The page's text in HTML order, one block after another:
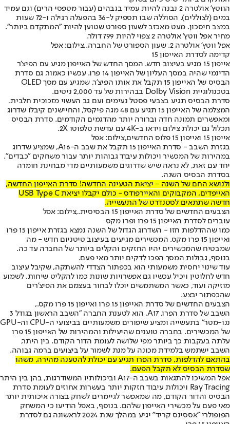
הווטץ' אולטרה 2 נבנה להיות עמיד בגבהים (עבור מטפסי הרים) וגם עמיד
במים (לצוללים). הסוללה שבו תספיק ל-36 בהפעלה רגילה ו-72 שעות
במצב חיסכון. מעט מאכזב לשעון ספורט שטוען להיות "המתקדם ביותר".
מחיר אפל ווטץ' אולטרה 2 צפוי להיות 799 דולר.
אפל ווטץ' אולטרה 2. שעון הספורט של החברה.,צילום: אפל
קדימה לסדרת האייפון 15
אייפון 15 מגיע בעיצוב חדש. המסך החדש של האייפון מגיע עם הפיצ'ר
הדינמי שהיה במסך העליון של האייפון 14 פרו. עכשיו כאמור, גם סדרת
הבסיס של האייפון 15 תקבל את אותו הפיצ'ר, שמגיע עם מסך OLED
בטכנולוגיית Dolby Vision בבהירות של עד 2,000 ניטים.
סדרת הבסיס תגיע בצבעי פסטל נעימים ועם גב העשוי מזכוכית חלבית.
המצלמה של האייפון 15 תגיע עם 48 מגה פיקסל, והחיישנים קיבלו שדרוג
ומאפשרים תמונה חדה וברורה יותר מהדגמים הקודמים. סדרת הבסיס
תכלול גם יכולת צילום וידאו ב-4K עם עדשת טלפוטו 2X.
אייפון 15 ואייפון 15 פלוס החדשים,צילום: אפל
בגזרת השבב - סדרת האייפון 15 תקבל את שבב ה-A16, שמציע שדרוג
במהירות של המכשיר ויכולות עיבוד גבוהות יותר עבור משחקים "כבדים".
יחד עם זאת, לא נראה שיש שדרוגים משמעותיים מדי מבחינת חומרה
בסדרת הבסיס השנה.
ולנושא החם של השנה - יציאת הטעינה החדשה! סדרת האייפון החדשה,
האייפדים, המקבוקים והאיירפודס - כולם יקבלו יציאת USB Type C
חדשה שתתאים לסטנדרט של התעשייה.
הצבעים החדשים של סדרת האייפון 15 הבסיסית.,צילום: אפל
עוברים לסדרת האייפון 15 פרו ופרו מקס
כמו שההדלפות חזו - השדרוג הגדול של השנה נמצא בגזרת אייפון 15 פרו
ואייפון 15 פרו מקס. המכשירים מגיעים בעיצוב טיטניום חדש - מה
שמבטיח שהמכשירים יהיו החזקים והקלים ביותר של החברה עד כה.
בנוסף, גבולות המסך הפכו לדקים יותר מאי פעם.
עוד שינוי יחסית משמעותי הוא בכפתור הצדדי להשתקה, שקיבל עיצוב
חדש לחלוטין ויכיל עכשיו גם אפשרויות שונות כמו להקליט שיחות, לשמוע
מוזיקה ועוד, כאשר המשתמשים יוכלו לבחור בעצמם את הפיצ'רים
שהכפתור יבצע.
הצבעים החדשים של סדרת האייפון 15 פרו ואייפון 15 פרו מקס.,
השבב של סדרת הפרו, A17, הוא לטענת החברה "השבב הראשון בגודל 3
ננו-מטר" בתעשייה ומציע שיפורים משמעותיים בביצועי ה-CPU וה-GPU
של המכשירים. בחברה טוענים שהיעילות והמהירות של האייפון 15 פרו
עלתה בעקבות כך ביותר מפי שלושה לעומת הדור הקודם. בין היתר,
השבב ישתמש בלמידת מכונה על מנת לשמור על ביצועים ברמה גבוהה.
בהתאם להדלפות, סדרת הפרו תגיע עם יכולת להטענה מהירה, משהו
שסדרת הבסיס לא תקבל הפעם.
אפל המשיכו להתגאות בשבב ה-A17 וביכולותיו המשודרגות, בהן בין היתר
Ray Tracing ויכולות עיבוד חזקות יותר בעשרות אחוזים לעומת סדרת
הבסיס והדור הקודם, מה שמאפשר לגיימרים לשחק בצורה איכותית יותר
מאי פעם על מכשירי האייפון שלהם. בנוסף, באפל הודיעו כי המשחק
הפופולרי "אססינס קריד" יגיע במהלך שנת 2024 לראשונה גם לסדרת